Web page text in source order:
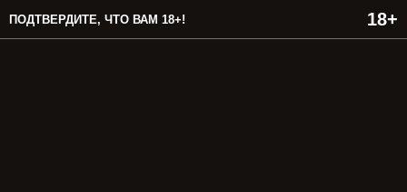
ПОДТВЕРДИТЕ, ЧТО ВАМ 18+!